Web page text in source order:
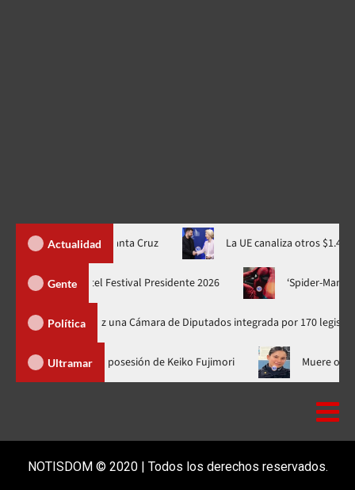
Actualidad
Banco Santa Cruz La UE canaliza otros $1.400 MM de
Gente
Juan Luis Guerra se suma al cartel Festival Presidente 2026
Política
vez una Cámara de Diputados integrada por 170 legisladores
Ultramar
Luis Abinader no fue a la toma de posesión de Keiko Fujimori
NOTISDOM © 2020 | Todos los derechos reservados.